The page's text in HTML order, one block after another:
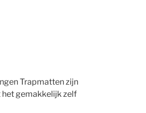
Trapmatten zijn
het gemakkelijk zelf